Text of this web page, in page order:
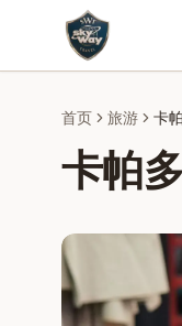
首页 旅游 卡
卡帕